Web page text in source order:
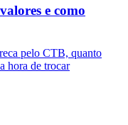
e como
pelo CTB, quanto
hora de trocar